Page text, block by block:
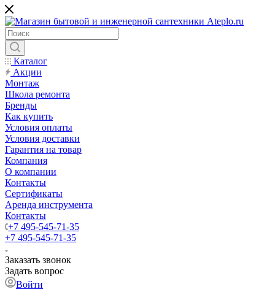
Каталог
Акции
Монтаж
Школа ремонта
Бренды
Как купить
Условия оплаты
Условия доставки
Гарантия на товар
Компания
О компании
Контакты
Сертификаты
Аренда инструмента
Контакты
+7 495-545-71-35
+7 495-545-71-35
Заказать звонок
Задать вопрос
Войти